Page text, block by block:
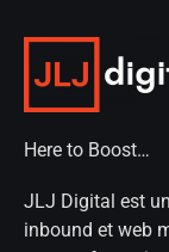
Here to Boost…
JLJ Digital est
inbound et web